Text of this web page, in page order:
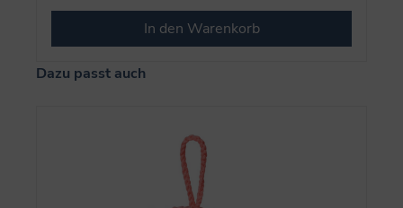
In den Warenkorb
Produktgalerie überspringen
Dazu passt auch